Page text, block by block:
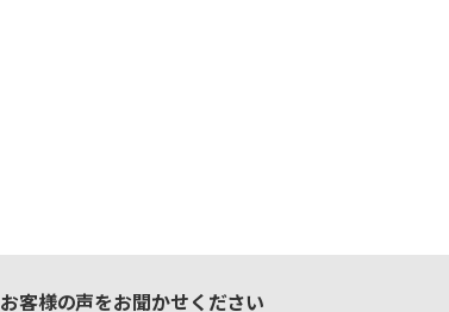
お客様の声をお聞かせください